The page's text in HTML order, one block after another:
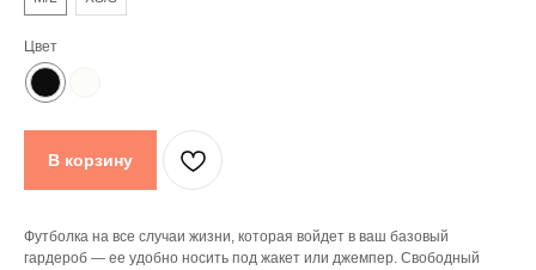
Цвет
В корзину
Футболка на все случаи жизни, которая войдет в ваш базовый
гардероб — ее удобно носить под жакет или джемпер. Свободный